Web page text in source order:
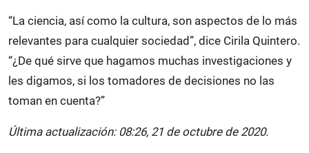
“La ciencia, así como la cultura, son aspectos de lo más
relevantes para cualquier sociedad”, dice Cirila Quintero.
“¿De qué sirve que hagamos muchas investigaciones y
les digamos, si los tomadores de decisiones no las
toman en cuenta?”
Última actualización: 08:26, 21 de octubre de 2020.